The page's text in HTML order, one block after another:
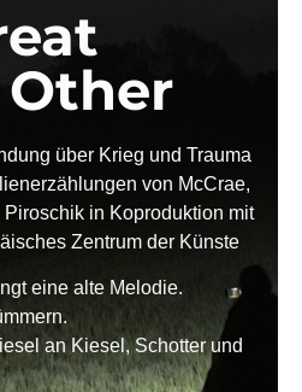
Other
über Krieg und Trauma
von McCrae,
in Koproduktion mit
Zentrum der Künste
eine alte Melodie.
an Kiesel, Schotter und